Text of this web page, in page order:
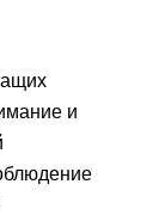
и